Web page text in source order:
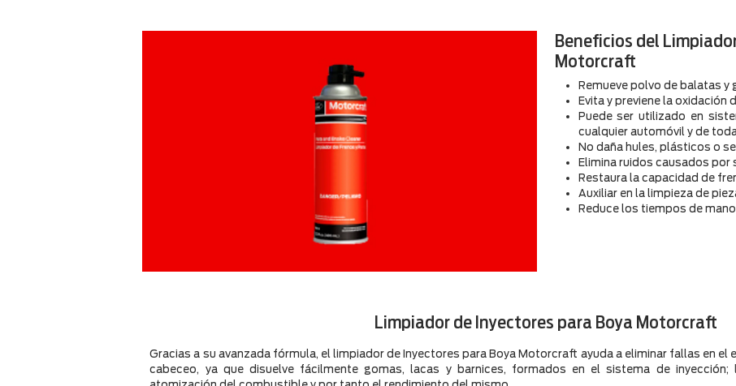
Beneficios del
Motorcraft
Remueve polvo de balatas y
Evita y previene la oxidación
Puede ser utilizado en
cualquier automóvil y de
No daña hules, plásticos o
Elimina ruidos causados por
Restaura la capacidad de
Auxiliar en la limpieza de
Reduce los tiempos de
Limpiador de Inyectores para Boya Motorcraft
Gracias a su avanzada fórmula, el limpiador de Inyectores para Boya Motorcraft ayuda a eliminar fallas en
cabeceo, ya que disuelve fácilmente gomas, lacas y barnices, formados en el sistema de